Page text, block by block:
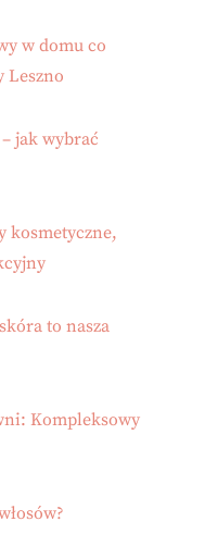
w domu co
Leszno
jak wybrać
kosmetyczne,
to nasza
Kompleksowy